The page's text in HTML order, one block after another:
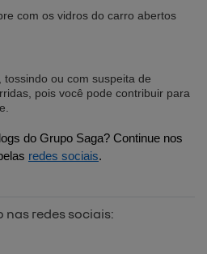
com os vidros do carro abertos
ou com suspeita de
pois você pode contribuir para
do Grupo Saga? Continue nos
redes sociais.
redes sociais: